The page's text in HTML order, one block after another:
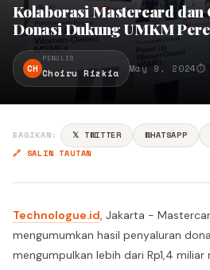
Kolaborasi Mastercard dan
Donasi Dukung UMKM
CH
PENULIS
Choiru Rizkia May 9, 2024⏱
BAGIKAN: 𝕏 TWITTER WHATSAPP
🔗 SALIN TAUTAN
Technologue.id, Jakarta -
mengumumkan hasil penyaluran
mengumpulkan lebih dari Rp1,4 miliar